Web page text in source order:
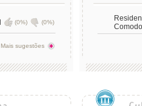
(0%) (0%)
Mais sugestões